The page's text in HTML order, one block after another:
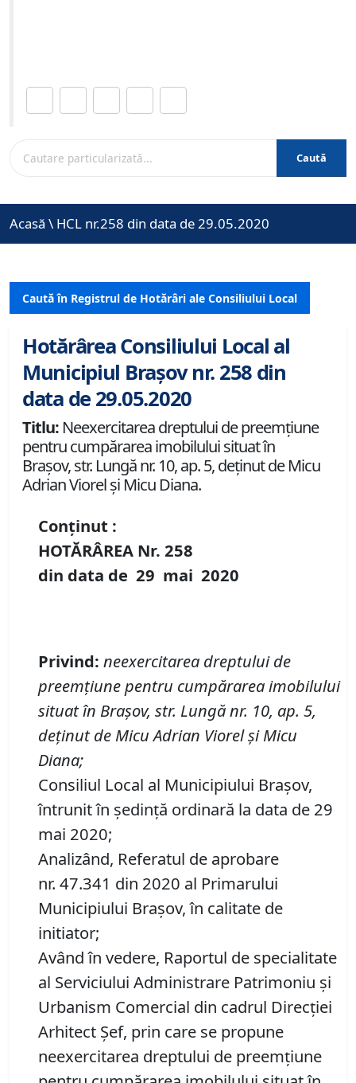
Caută
Acasă \ HCL nr.258 din data de 29.05.2020
Caută în Registrul de Hotărâri ale Consiliului Local
Hotărârea Consiliului Local al
Municipiul Brașov nr. 258 din
data de 29.05.2020
Titlu: Neexercitarea dreptului de preemţiune
pentru cumpărarea imobilului situat în
Braşov, str. Lungă nr. 10, ap. 5, deţinut de Micu
Adrian Viorel şi Micu Diana.
Conținut :
HOTĂRÂREA Nr. 258
din data de 29 mai 2020
Privind: neexercitarea dreptului de
preemţiune pentru cumpărarea imobilului
situat în Braşov, str. Lungă nr. 10, ap. 5,
deţinut de Micu Adrian Viorel şi Micu
Diana;
Consiliul Local al Municipiului Brașov,
întrunit în ședință ordinară la data de 29
mai 2020;
Analizând, Referatul de aprobare
nr. 47.341 din 2020 al Primarului
Municipiului Braşov, în calitate de
initiator;
Având în vedere, Raportul de specialitate
al Serviciului Administrare Patrimoniu şi
Urbanism Comercial din cadrul Direcției
Arhitect Șef, prin care se propune
neexercitarea dreptului de preemţiune